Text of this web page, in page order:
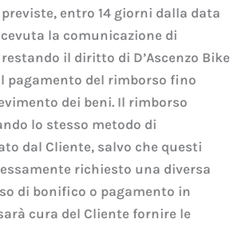
entro 14 giorni dalla data
la comunicazione di
il diritto di D’Ascenzo Bike
pagamento del rimborso fino
dei beni. Il rimborso
lo stesso metodo di
dal Cliente, salvo che questi
richiesto una diversa
di bonifico o pagamento in
cura del Cliente fornire le